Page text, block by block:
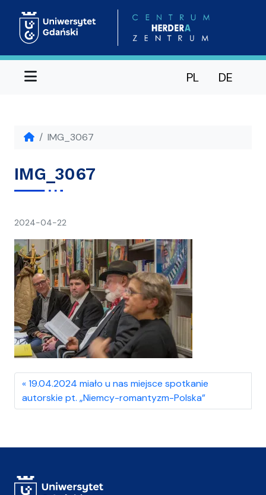
Menu PL DE
IMG_3067
IMG_3067
2024-04-22
19.04.2024 miało u nas miejsce spotkanie
autorskie pt. „Niemcy-romantyzm-Polska”